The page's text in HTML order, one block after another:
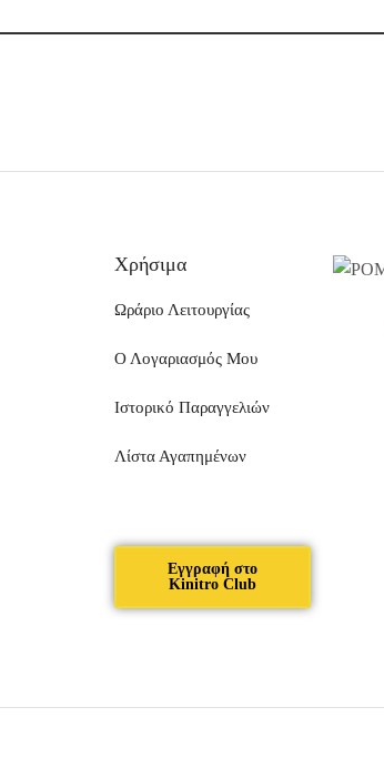
Χρήσιμα
Ωράριο Λειτουργίας
Ο Λογαριασμός Μου
Ιστορικό Παραγγελιών
Λίστα Αγαπημένων
Εγγραφή στο
Kinitro Club